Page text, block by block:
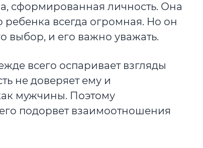
сформированная личность. Она
всегда огромная. Но он
выбор, и его важно уважать.
всего оспаривает взгляды
не доверяет ему и
мужчины. Поэтому
подорвет взаимоотношения